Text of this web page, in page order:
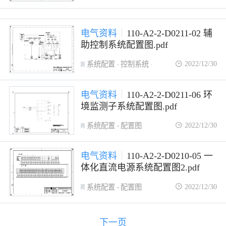
电气资料
110-A2-2-D0211-02 辅
助控制系统配置图.pdf
系统配置
控制系统
2022/12/30
电气资料
110-A2-2-D0211-06 环
境监测子系统配置图.pdf
系统配置 配置图 2022/12/30
电气资料
110-A2-2-D0210-05 一
体化直流电源系统配置图2.pdf
系统配置 配置图 2022/12/30
下一页